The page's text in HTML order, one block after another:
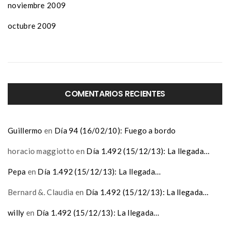
noviembre 2009
octubre 2009
COMENTARIOS RECIENTES
Guillermo en Día 94 (16/02/10): Fuego a bordo
horacio maggiotto en Día 1.492 (15/12/13): La llegada…
Pepa en Día 1.492 (15/12/13): La llegada…
Bernard &. Claudia en Día 1.492 (15/12/13): La llegada…
willy en Día 1.492 (15/12/13): La llegada…